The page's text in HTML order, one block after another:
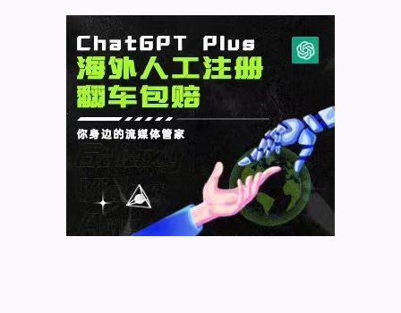
联
盟
营
销
插
件
使